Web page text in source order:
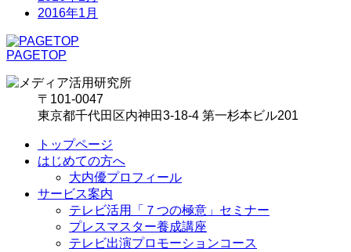
2016年1月
PAGETOP
〒101-0047
東京都千代田区内神田3-18-4 第一杉本ビル201
トップページ
はじめての方へ
大内優プロフィール
サービス案内
テレビ活用「７つの極意」セミナー
プレスマスター養成講座
テレビ出演プロモーションコース